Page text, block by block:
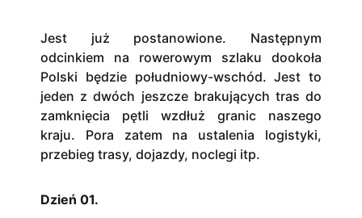
Jest już postanowione. Następnym
odcinkiem na rowerowym szlaku dookoła
Polski będzie południowy-wschód. Jest to
jeden z dwóch jeszcze brakujących tras do
zamknięcia pętli wzdłuż granic naszego
kraju. Pora zatem na ustalenia logistyki,
przebieg trasy, dojazdy, noclegi itp.
Dzień 01.